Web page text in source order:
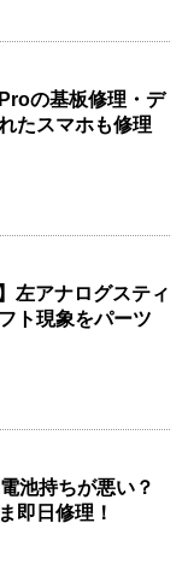
の基板修理・デ
たスマホも修理
左アナログスティ
ト現象をパーツ
池持ちが悪い？
即日修理！